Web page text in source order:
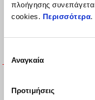
πλοήγησης
cookies. Περισσότερα.
συγκατάθεσης
Αναγκαία
Προτιμήσεις
€ 140